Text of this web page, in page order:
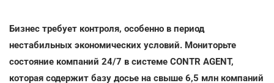
Бизнес требует контроля, особенно в период
нестабильных экономических условий. Мониторьте
состояние компаний 24/7 в системе CONTR AGENT,
которая содержит базу досье на свыше 6,5 млн компаний